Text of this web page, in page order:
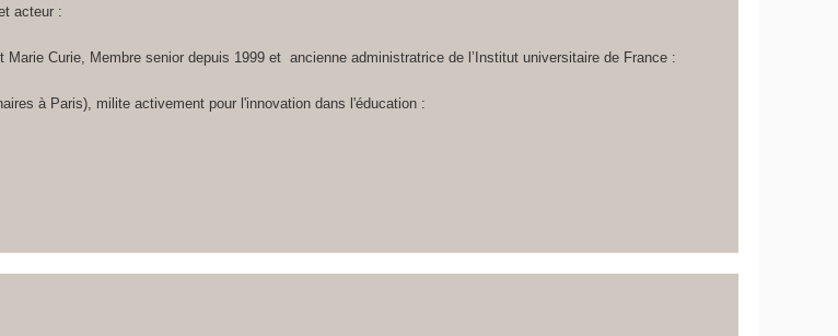
acteur :
Curie, Membre senior depuis 1999 et ancienne administratrice de l’Institut universitaire de France :
à Paris), milite activement pour l'innovation dans l'éducation :